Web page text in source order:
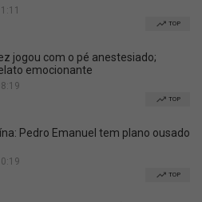
TOP
jogou com o pé anestesiado;
emocionante
TOP
Pedro Emanuel tem plano ousado
TOP